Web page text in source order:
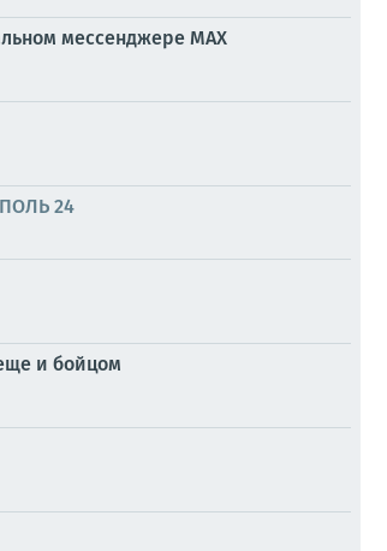
мессенджере МАХ
24
и бойцом